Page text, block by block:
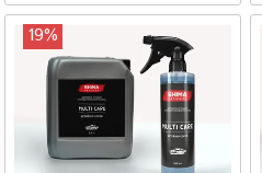
19%